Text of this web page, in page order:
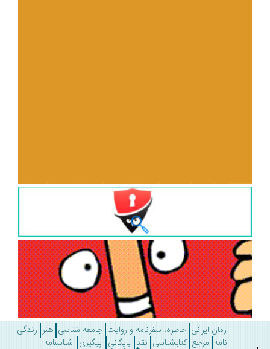
رمان ایرانی خاطره، سفرنامه و روایت جامعه شناسی هنر زندگی
مرجع کتابشناسی نقد بایگانی پیگیری شناسنامه